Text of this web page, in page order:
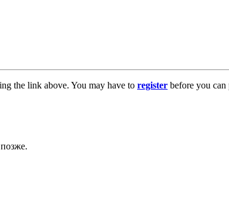
the link above. You may have to register before you can